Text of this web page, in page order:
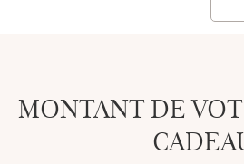
MONTANT DE